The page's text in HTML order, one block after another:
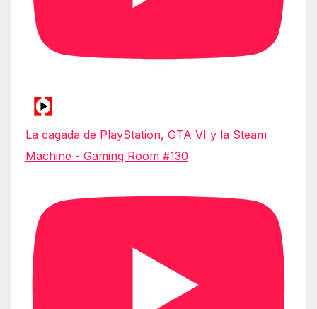
La cagada de PlayStation, GTA VI y la Steam
Machine - Gaming Room #130